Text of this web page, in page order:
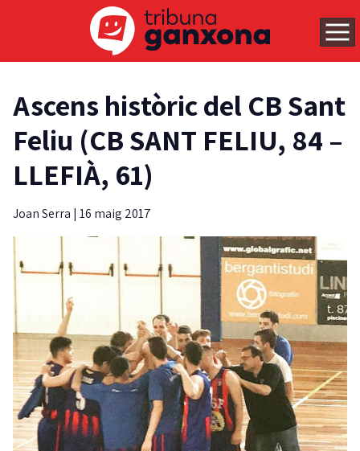
Ascens històric del CB Sant
Feliu (CB SANT FELIU, 84 –
LLEFIÀ, 61)
Joan Serra | 16 maig 2017